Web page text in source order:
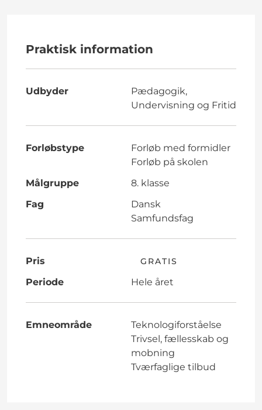
Praktisk information
Udbyder
Pædagogik,
Undervisning og Fritid
Forløbstype
Forløb med formidler
Forløb på skolen
Målgruppe
8. klasse
Fag
Dansk
Samfundsfag
Pris GRATIS
Periode Hele året
Emneområde
Teknologiforståelse
Trivsel, fællesskab og
mobning
Tværfaglige tilbud